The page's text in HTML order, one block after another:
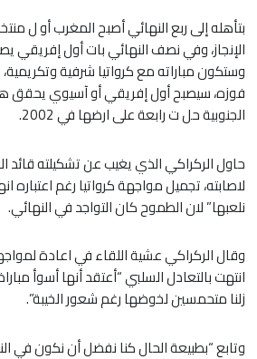
بتأهله إلى ربع النهائي أصبح المغرب أو ل
الإنجاز، وفي نصف النهائي بات أول إفريقي
وستكون مباراته مع كرواتيا شرفية
فوزه، سيصبح أول إفريقي أو آسيوي يحقق هذا
الجنوبية حل ت رابعة على ارضها في 2002.
حاول الركراكي الذي يغيب عن تشكيلته
لاصابته، تجميل مواجهة كرواتيا رغم اعتباره
نلعبها” لان الطموح كان التواجد في النهائي.
وقال الركراكي عشية اللقاء في اعادة
انتهت بالتعادل السلبي “أعتقد أنها أسوأ
زلنا متحمسين لخوضها رغم شعور الخيبة”.
وتابع “بطبيعة الحال كنا نفضل أن نكون في